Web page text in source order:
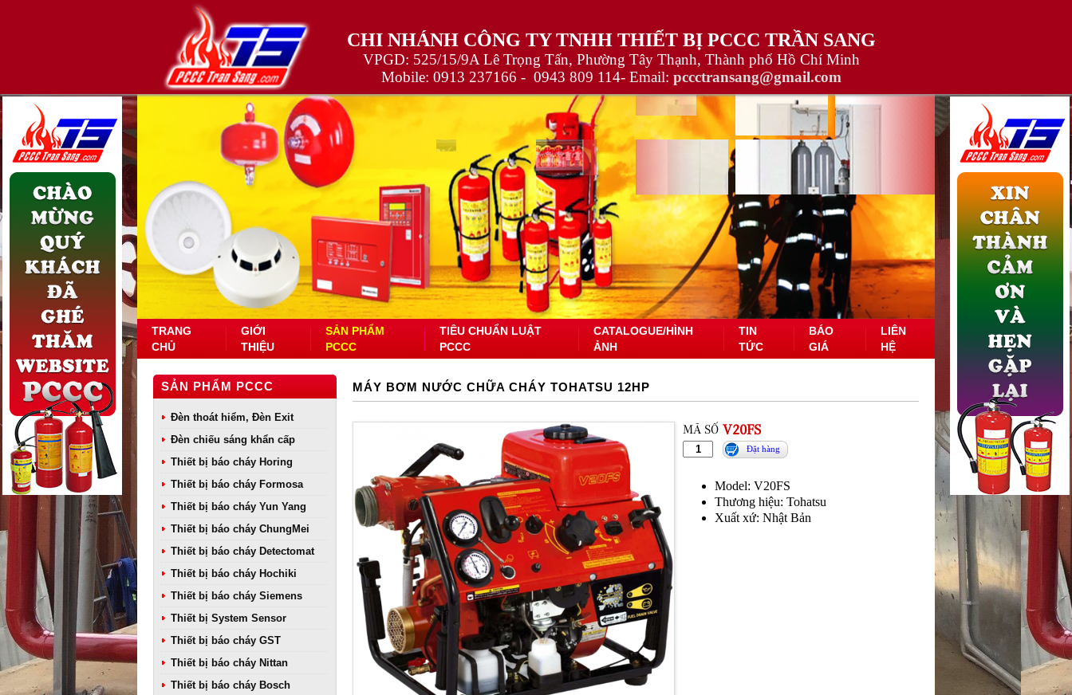
CHI NHÁNH CÔNG TY TNHH THIẾT BỊ PCCC TRẦN SANG
VPGD: 525/15/9A Lê Trọng Tấn, Phường Tây Thạnh, Thành phố Hồ Chí Minh
Mobile: 0913 237166 - 0943 809 114- Email: pccctransang@gmail.com
TRANG
CHỦ
GIỚI
THIỆU
SẢN PHẨM
PCCC
TIÊU CHUẨN LUẬT
PCCC
CATALOGUE/HÌNH
ẢNH
TIN
TỨC
BÁO
GIÁ
LIÊN
HỆ
SẢN PHẨM PCCC
Đèn thoát hiểm, Đèn Exit
Đèn chiếu sáng khẩn cấp
Thiết bị báo cháy Horing
Thiết bị báo cháy Formosa
Thiết bị báo cháy Yun Yang
Thiết bị báo cháy ChungMei
Thiết bị báo cháy Detectomat
Thiết bị báo cháy Hochiki
Thiết bị báo cháy Siemens
Thiết bị System Sensor
Thiết bị báo cháy GST
Thiết bị báo cháy Nittan
Thiết bị báo cháy Bosch
MÁY BƠM NƯỚC CHỮA CHÁY TOHATSU 12HP
MÃ SỐ V20FS
Đặt hàng
Model: V20FS
Thương hiệu: Tohatsu
Xuất xứ: Nhật Bản